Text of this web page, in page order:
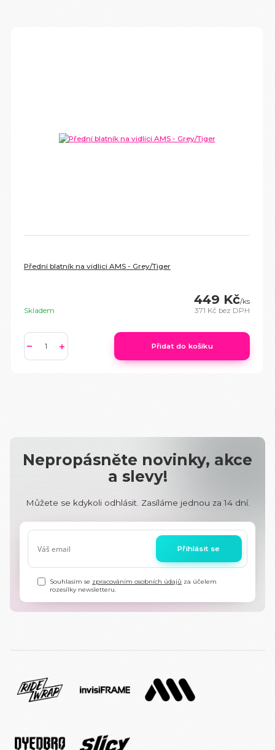
Přední blatník na vidlici AMS - Grey/Tiger
449 Kč/ks
371 Kč bez DPH
Skladem
Přidat do košíku
Nepropásněte novinky, akce
a slevy!
Můžete se kdykoli odhlásit. Zasíláme jednou za 14 dní.
Přihlásit se
Souhlasím se zpracováním osobních údajů za účelem
rozesílky newsletteru.